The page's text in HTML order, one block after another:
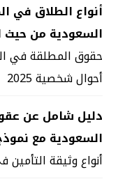
أنواع الطلاق في
السعودية من حيث
حقوق المطلقة في
أحوال شخصية 2025
دليل شامل عن
السعودية مع
أنواع وثيقة التأمين